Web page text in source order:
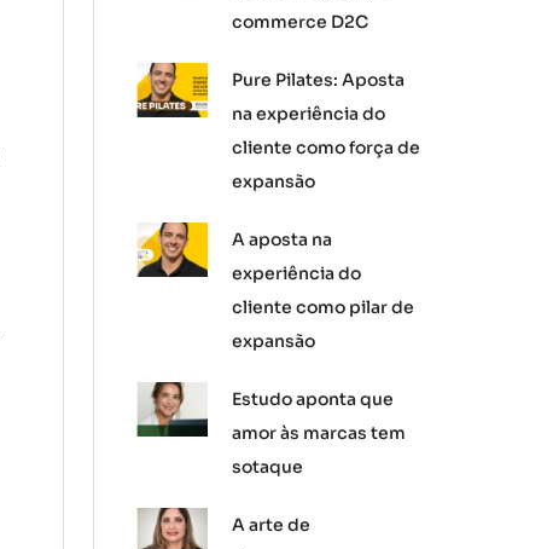
commerce D2C
Pure Pilates: Aposta
na experiência do
cliente como força de
expansão
A aposta na
experiência do
cliente como pilar de
expansão
Estudo aponta que
amor às marcas tem
sotaque
A arte de